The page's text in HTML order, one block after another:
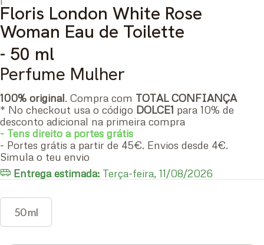
Floris London White Rose
Woman Eau de Toilette
- 50 ml
Perfume Mulher
100% original. Compra com TOTAL CONFIANÇA
* No checkout usa o código DOLCE1 para 10% de
desconto adicional na primeira compra
- Tens direito a portes grátis
- Portes grátis a partir de 45€. Envios desde 4€.
Simula o teu envio
Entrega estimada: Terça-feira, 11/08/2026
50 ml